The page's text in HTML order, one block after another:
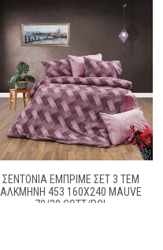
ΣΕΝΤΟΝΙΑ ΕΜΠΡΙΜΕ ΣΕΤ 3 ΤΕΜ
ΑΛΚΜΉΝΗ 453 160X240 MAUVE
70/30 COTT/POL